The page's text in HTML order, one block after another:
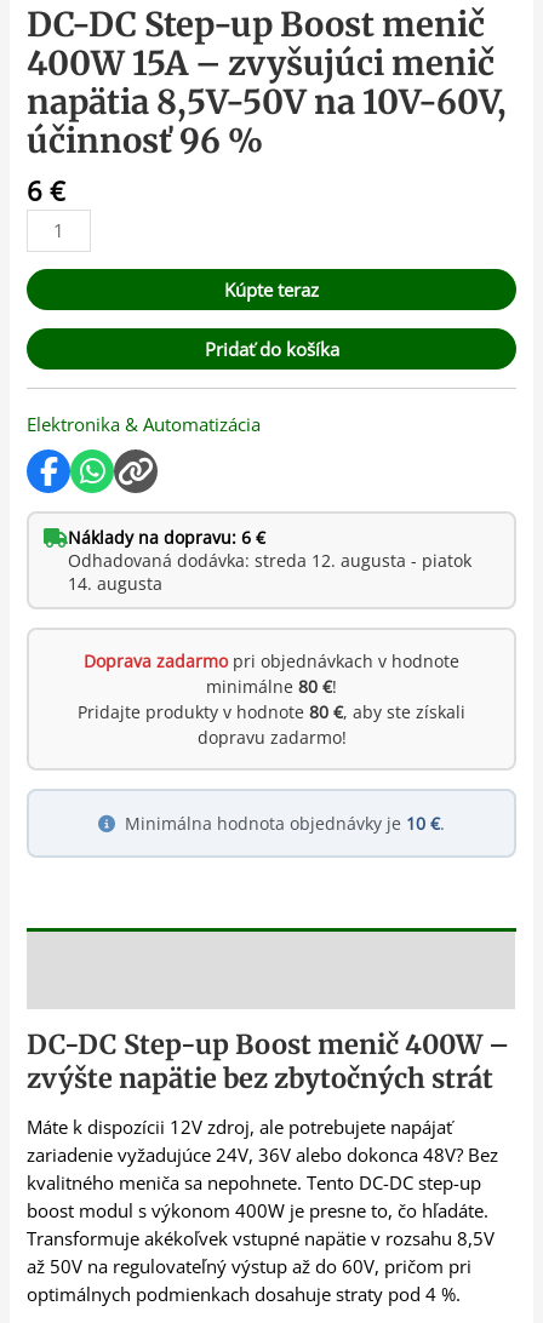
DC-DC Step-up Boost menič
400W 15A – zvyšujúci menič
napätia 8,5V-50V na 10V-60V,
účinnosť 96 %
6€
Kúpte teraz
Pridať do košíka
Elektronika & Automatizácia
Náklady na dopravu: 6 €
Odhadovaná dodávka: streda 12. augusta - piatok
14. augusta
Doprava zadarmopri objednávkach v hodnote
minimálne 80 €!
Pridajte produkty v hodnote 80 €, aby ste získali
dopravu zadarmo!
Minimálna hodnota objednávky je 10 €.
DC-DC Step-up Boost menič 400W –
zvýšte napätie bez zbytočných strát
Máte k dispozícii 12V zdroj, ale potrebujete napájať
zariadenie vyžadujúce 24V, 36V alebo dokonca 48V? Bez
kvalitného meniča sa nepohnete. Tento DC-DC step-up
boost modul s výkonom 400W je presne to, čo hľadáte.
Transformuje akékoľvek vstupné napätie v rozsahu 8,5V
až 50V na regulovateľný výstup až do 60V, pričom pri
optimálnych podmienkach dosahuje straty pod 4 %.